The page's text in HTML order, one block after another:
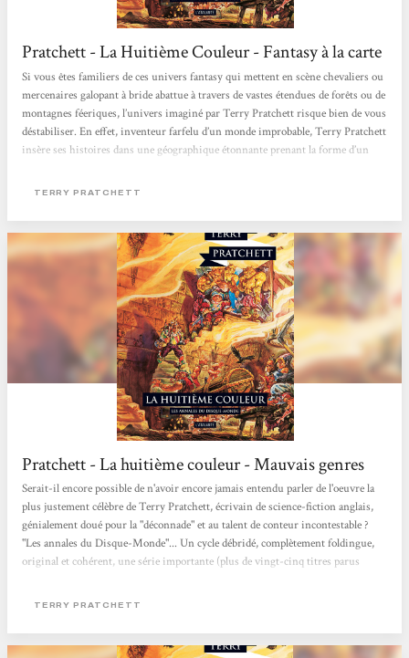
Pratchett - La Huitième Couleur - Fantasy à la carte
Si vous êtes familiers de ces univers fantasy qui mettent en scène chevaliers ou
mercenaires galopant à bride abattue à travers de vastes étendues de forêts ou de
montagnes féeriques, l’univers imaginé par Terry Pratchett risque bien de vous
déstabiliser. En effet, inventeur farfelu d’un monde improbable, Terry Pratchett
insère ses histoires dans une géographique étonnante prenant la forme d’un
d’une tortue. Étrange, dites-vous ? Vous ne croyez pas si bien dire. […]...
TERRY PRATCHETT
Pratchett - La huitième couleur - Mauvais genres
Serait-il encore possible de n'avoir encore jamais entendu parler de l'oeuvre la
plus justement célèbre de Terry Pratchett, écrivain de science-fiction anglais,
génialement doué pour la "déconnade" et au talent de conteur incontestable ?
"Les annales du Disque-Monde"... Un cycle débridé, complètement foldingue,
original et cohérent, une série importante (plus de vingt-cinq titres parus
truculente, vraiment très réjouissante, tout à la fois éminemment distrayante et
TERRY PRATCHETT